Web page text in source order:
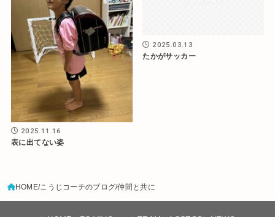
2025.11.16
表に出てない姿
2025.03.13
たかがサッカー
HOME こうじコーチのブログ 仲間と共に